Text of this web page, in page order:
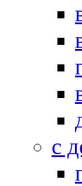
с